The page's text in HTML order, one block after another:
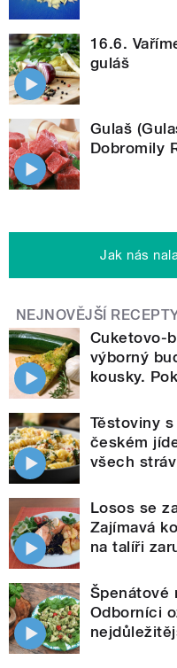
16.6.
guláš
Gulaš
Dobromily
Jak nás
NEJNOVĚJŠÍ
Cuketovo-
výborný
kousky.
Těstoviny
českém
všech
Losos se
Zajímavá
na talíři
Špenátové
Odborníci